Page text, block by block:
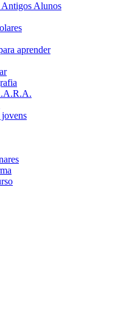
Antigos Alunos
aprender
jovens